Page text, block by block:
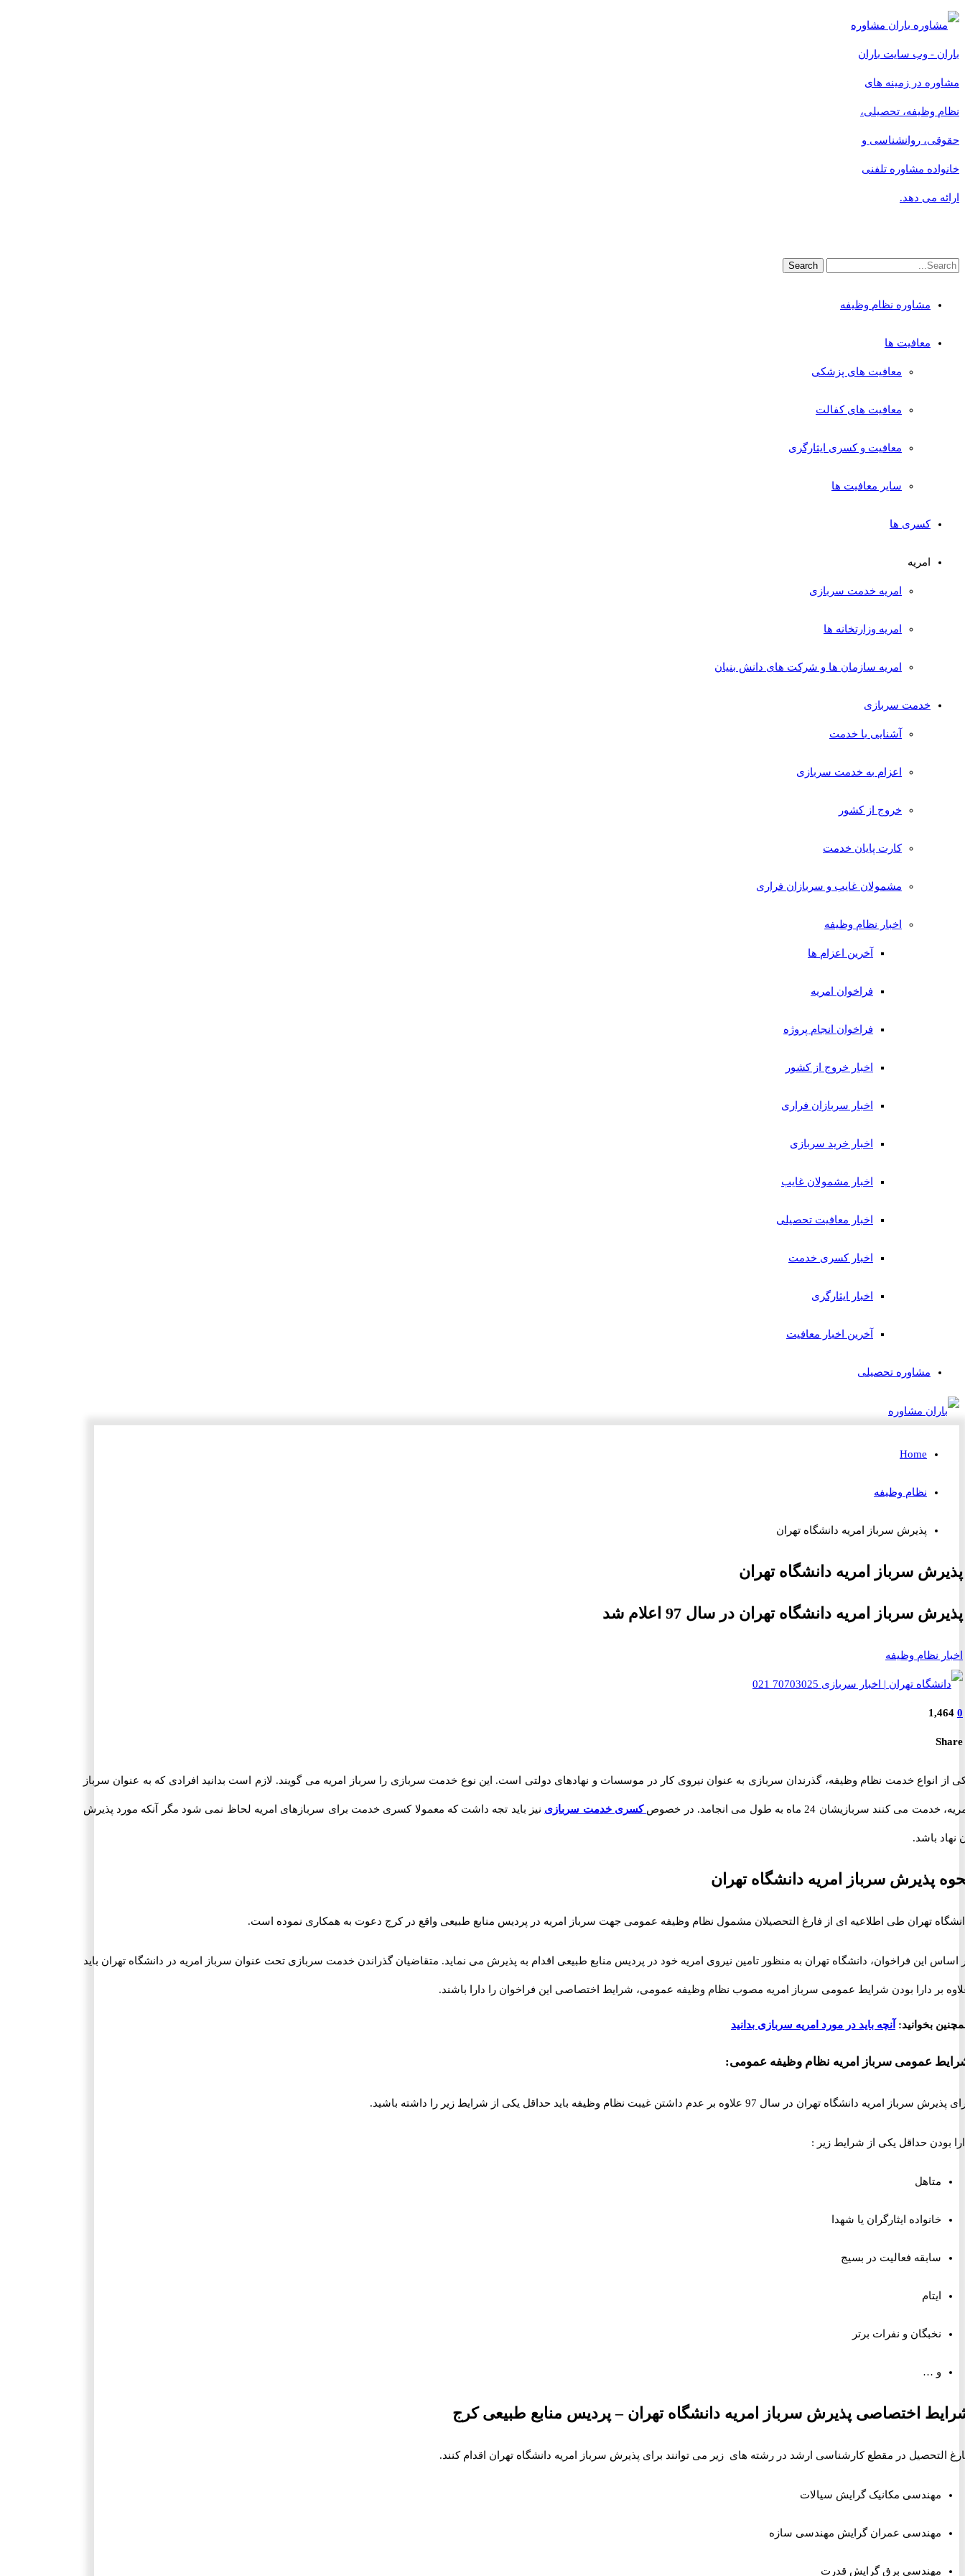
مشاوره
باران - وب سایت باران
مشاوره در زمینه های
نظام وظیفه، تحصیلی،
حقوقی، روانشناسی و
خانواده مشاوره تلفنی
ارائه می دهد.
مشاوره نظام وظیفه
معافیت ها
معافیت های پزشکی
معافیت های کفالت
معافیت و کسری ایثارگری
سایر معافیت ها
کسری ها
امریه
امریه خدمت سربازی
امریه وزارتخانه ها
امریه سازمان ها و شرکت های دانش بنیان
خدمت سربازی
آشنایی با خدمت
اعزام به خدمت سربازی
خروج از کشور
کارت پایان خدمت
مشمولان غایب و سربازان فراری
اخبار نظام وظیفه
آخرین اعزام ها
فراخوان امریه
فراخوان انجام پروژه
اخبار خروج از کشور
اخبار سربازان فراری
اخبار خرید سربازی
اخبار مشمولان غایب
اخبار معافیت تحصیلی
اخبار کسری خدمت
اخبار ایثارگری
آخرین اخبار معافیت
مشاوره تحصیلی
Home
نظام وظیفه
پذیرش سرباز امریه دانشگاه تهران
پذیرش سرباز امریه دانشگاه تهران
پذیرش سرباز امریه دانشگاه تهران در سال 97 اعلام شد
اخبار نظام وظیفه
0
1,464
Share
از انواع خدمت نظام وظیفه، گذرندان سربازی به عنوان نیروی کار در موسسات و نهادهای دولتی است. این نوع خدمت سربازی را سرباز امریه می گویند. لازم است بدانید افرادی که به عنوان سرباز
خدمت می کنند سربازیشان 24 ماه به طول می انجامد. در خصوص کسری خدمت سربازی نیز باید تجه داشت که معمولا کسری خدمت برای سربازهای امریه لحاظ نمی شود مگر آنکه مورد پذیرش
نهاد باشد.
پذیرش سرباز امریه دانشگاه تهران
تهران طی اطلاعیه ای از فارغ التحصیلان مشمول نظام وظیفه عمومی جهت سرباز امریه در پردیس منابع طبیعی واقع در کرج دعوت به همکاری نموده است.
اساس این فراخوان، دانشگاه تهران به منظور تامین نیروی امریه خود در پردیس منابع طبیعی اقدام به پذیرش می نماید. متقاضیان گذراندن خدمت سربازی تحت عنوان سرباز امریه در دانشگاه تهران باید
بر دارا بودن شرایط عمومی سرباز امریه مصوب نظام وظیفه عمومی، شرایط اختصاصی این فراخوان را دارا باشند.
بخوانید: آنچه باید در مورد امریه سربازی بدانید
عمومی سرباز امریه نظام وظیفه عمومی:
پذیرش سرباز امریه دانشگاه تهران در سال 97 علاوه بر عدم داشتن غیبت نظام وظیفه باید حداقل یکی از شرایط زیر را داشته باشید.
بودن حداقل یکی از شرایط زیر :
متاهل
خانواده ایثارگران یا شهدا
سابقه فعالیت در بسیج
ایتام
نخبگان و نفرات برتر
و …
اختصاصی پذیرش سرباز امریه دانشگاه تهران – پردیس منابع طبیعی کرج
التحصیل در مقطع کارشناسی ارشد در رشته های زیر می توانند برای پذیرش سرباز امریه دانشگاه تهران اقدام کنند.
مهندسی مکانیک گرایش سیالات
مهندسی عمران گرایش مهندسی سازه
مهندسی برق گرایش قدرت